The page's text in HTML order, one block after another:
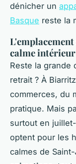
dénicher un
Basque reste la
calme intérieur
Reste la grande
retrait ? À
commerces, du
pratique. Mais
surtout en
optent pour les
calmes de